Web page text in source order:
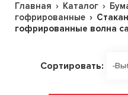
Главная Каталог
гофрированные
гофрированные волна
Сортировать: -